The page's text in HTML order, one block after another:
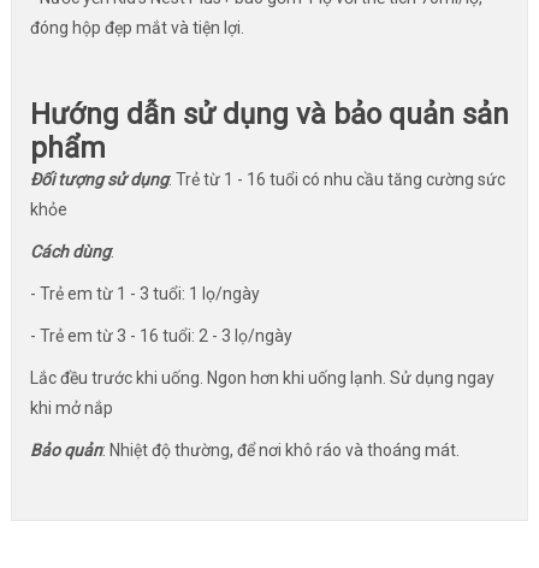
đóng hộp đẹp mắt và tiện lợi.
Hướng dẫn sử dụng và bảo quản sản
phẩm
Đối tượng sử dụng: Trẻ từ 1 - 16 tuổi có nhu cầu tăng cường sức
khỏe
Cách dùng:
- Trẻ em từ 1 - 3 tuổi: 1 lọ/ngày
- Trẻ em từ 3 - 16 tuổi: 2 - 3 lọ/ngày
Lắc đều trước khi uống. Ngon hơn khi uống lạnh. Sử dụng ngay
khi mở nắp
Bảo quản: Nhiệt độ thường, để nơi khô ráo và thoáng mát.